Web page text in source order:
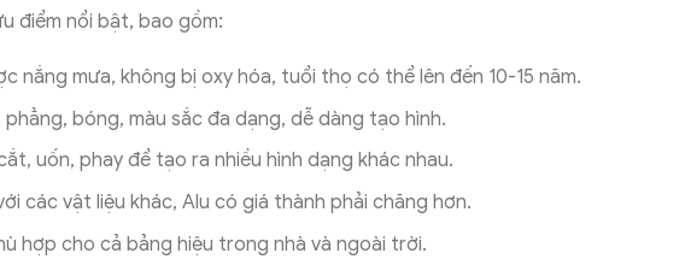
điểm nổi bật, bao gồm:
nắng mưa, không bị oxy hóa, tuổi thọ có thể lên đến 10-15 năm.
phẳng, bóng, màu sắc đa dạng, dễ dàng tạo hình.
uốn, phay để tạo ra nhiều hình dạng khác nhau.
các vật liệu khác, Alu có giá thành phải chăng hơn.
hợp cho cả bảng hiệu trong nhà và ngoài trời.